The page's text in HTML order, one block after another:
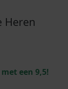
Heren
een 9,5!